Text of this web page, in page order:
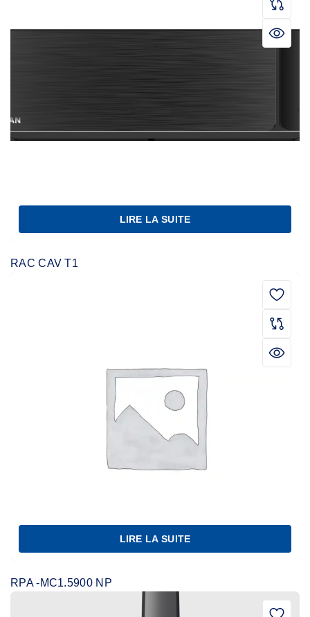
LIRE LA SUITE
RAC CAV T1
LIRE LA SUITE
RPA -MC1.5900 NP